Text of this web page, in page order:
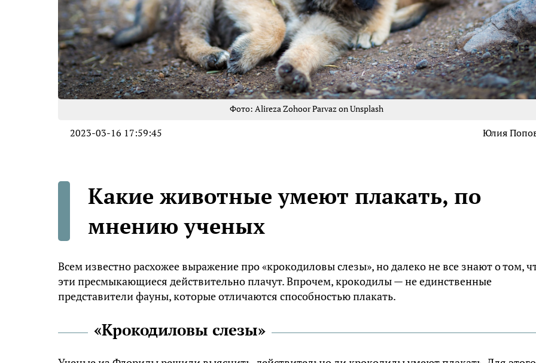
Фото: Alireza Zohoor Parvaz on Unsplash
2023-03-16 17:59:45 Юлия
Какие животные умеют плакать, по
мнению ученых
Всем известно расхожее выражение про «крокодиловы слезы», но далеко не все знают о том,
эти пресмыкающиеся действительно плачут. Впрочем, крокодилы — не единственные
представители фауны, которые отличаются способностью плакать.
«Крокодиловы слезы»